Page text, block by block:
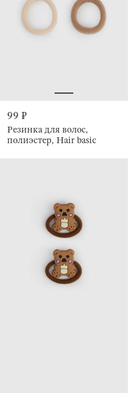
99 ₽
Резинка для волос,
полиэстер, Hair basic